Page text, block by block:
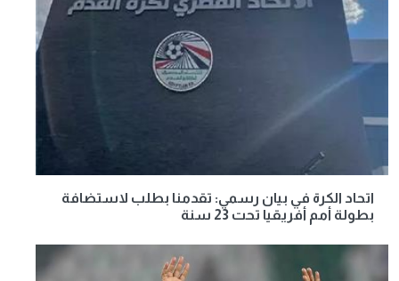
اتحاد الكرة في بيان رسمي: تقدمنا بطلب لاستضافة
بطولة أمم أفريقيا تحت 23 سنة